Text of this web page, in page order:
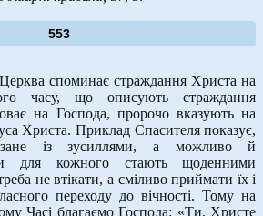
553
Церква споминає страждання Христа на
часу, що описують страждання
на Господа, пророчо вказують на
Христа. Приклад Спасителя показує,
із зусиллями, а можливо й
для кожного стають щоденними
не втікати, а сміливо приймати їх і
переходу до вічності. Тому на
Часі благаємо Господа: «Ти, Христе